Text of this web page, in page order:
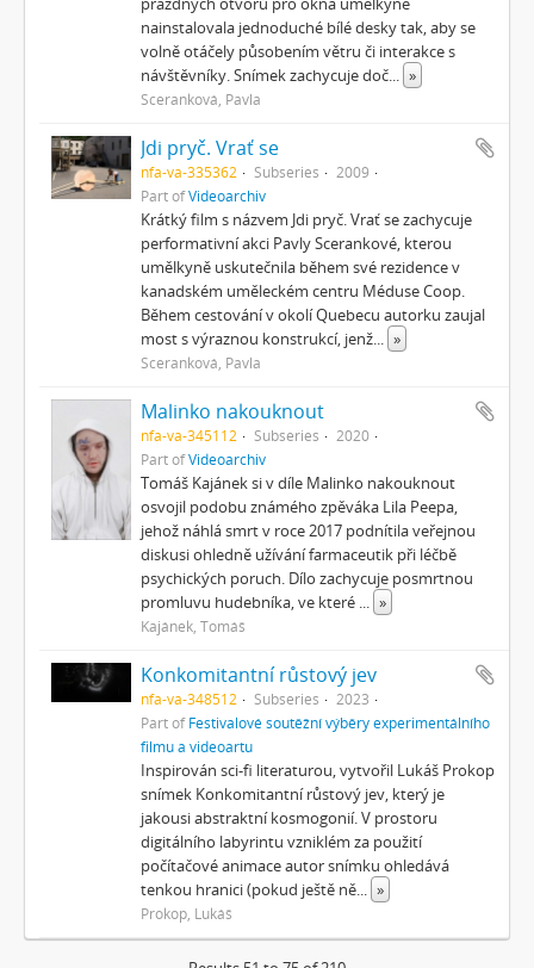
nainstalovala jednoduché bílé desky tak, aby se
volně otáčely působením větru či interakce s
návštěvníky. Snímek zachycuje doč... »
Sceranková, Pavla
Jdi pryč. Vrať se
nfa-va-335362 Subseries
2009
Part ofVideoarchiv
Krátký film s názvem Jdi pryč. Vrať se zachycuje
performativní akci Pavly Scerankové, kterou
umělkyně uskutečnila během své rezidence v
kanadském uměleckém centru Méduse Coop.
Během cestování v okolí Quebecu autorku zaujal
most s výraznou konstrukcí, jenž... »
Sceranková, Pavla
Malinko nakouknout
nfa-va-345112 Subseries
2020
Part ofVideoarchiv
Tomáš Kajánek si v díle Malinko nakouknout
osvojil podobu známého zpěváka Lila Peepa,
jehož náhlá smrt v roce 2017 podnítila veřejnou
diskusi ohledně užívání farmaceutik při léčbě
psychických poruch. Dílo zachycuje posmrtnou
promluvu hudebníka, ve které ... »
Kajánek, Tomáš
Konkomitantní růstový jev
nfa-va-348512 Subseries
2023
Part ofFestivalové soutěžní výběry experimentálního
filmu a videoartu
Inspirován sci-fi literaturou, vytvořil Lukáš Prokop
snímek Konkomitantní růstový jev, který je
jakousi abstraktní kosmogonií. V prostoru
digitálního labyrintu vzniklém za použití
počítačové animace autor snímku ohledává
tenkou hranici (pokud ještě ně... »
Prokop, Lukáš